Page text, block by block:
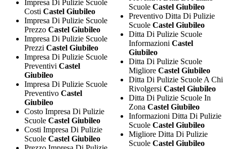
Impresa Di Pulizie Scuole
Costi Castel Giubileo
Impresa Di Pulizie Scuole
Prezzo Castel Giubileo
Impresa Di Pulizie Scuole
Prezzi Castel Giubileo
Impresa Di Pulizie Scuole
Preventivi Castel
Giubileo
Impresa Di Pulizie Scuole
Preventivo Castel
Giubileo
Costo Impresa Di Pulizie
Scuole Castel Giubileo
Costi Impresa Di Pulizie
Scuole Castel Giubileo
Scuole Castel Giubileo
Preventivo Ditta Di Pulizie
Scuole Castel Giubileo
Ditta Di Pulizie Scuole
Informazioni Castel
Giubileo
Ditta Di Pulizie Scuole
Migliore Castel Giubileo
Ditta Di Pulizie Scuole A Chi
Rivolgersi Castel Giubileo
Ditta Di Pulizie Scuole In
Zona Castel Giubileo
Informazioni Ditta Di Pulizie
Scuole Castel Giubileo
Migliore Ditta Di Pulizie
Scuole Castel Giubileo